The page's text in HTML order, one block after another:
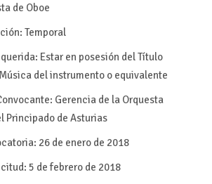
de Oboe
Temporal
Estar en posesión del Título
del instrumento o equivalente
Gerencia de la Orquesta
Principado de Asturias
26 de enero de 2018
5 de febrero de 2018